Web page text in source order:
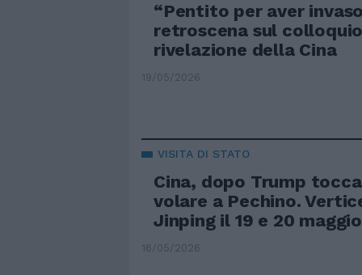
“Pentito per aver
retroscena sul
rivelazione della Cina
19/05/2026
VISITA DI STATO
Cina, dopo Trump
volare a Pechino.
Jinping il 19 e 20 maggio
16/05/2026